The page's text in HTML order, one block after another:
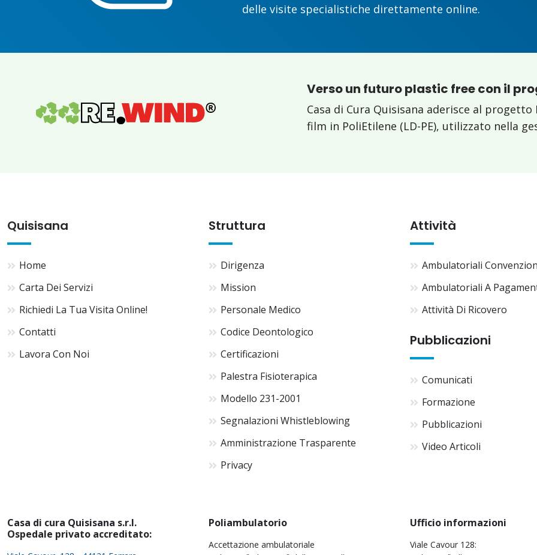
delle visite specialistiche direttamente online.
Verso un futuro plastic free con il
Casa di Cura Quisisana aderisce al
film in PoliEtilene (LD-PE), utilizzato nella
Quisisana
Home
Carta Dei Servizi
Richiedi La Tua Visita Online!
Contatti
Lavora Con Noi
Struttura
Dirigenza
Mission
Personale Medico
Codice Deontologico
Certificazioni
Palestra Fisioterapica
Modello 231-2001
Segnalazioni Whistleblowing
Amministrazione Trasparente
Privacy
Attività
Ambulatoriali
Ambulatoriali A
Attività Di Ricovero
Pubblicazioni
Comunicati
Formazione
Pubblicazioni
Video Articoli
Casa di cura Quisisana s.r.l.
Ospedale privato accreditato:
Poliambulatorio
Accettazione ambulatoriale
Ufficio informazioni
Viale Cavour 128: